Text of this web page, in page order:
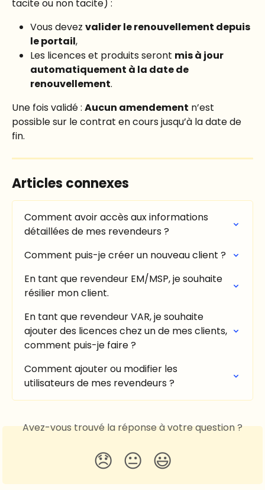
tacite ou non tacite) :
Vous devez valider le renouvellement depuis
le portail,
Les licences et produits seront mis à jour
automatiquement à la date de
renouvellement.
Une fois validé : Aucun amendement n’est
possible sur le contrat en cours jusqu’à la date de
fin.
Articles connexes
Comment avoir accès aux informations
détaillées de mes revendeurs ?
Comment puis-je créer un nouveau client ?
En tant que revendeur EM/MSP, je souhaite
résilier mon client.
En tant que revendeur VAR, je souhaite
ajouter des licences chez un de mes clients,
comment puis-je faire ?
Comment ajouter ou modifier les
utilisateurs de mes revendeurs ?
Avez-vous trouvé la réponse à votre question ?
😞 😐 😃